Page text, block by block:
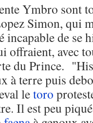
Ymbro sont
Simon, qui
incapable de se
offraient, avec
du Prince.
à terre puis
letoro
Il est peu